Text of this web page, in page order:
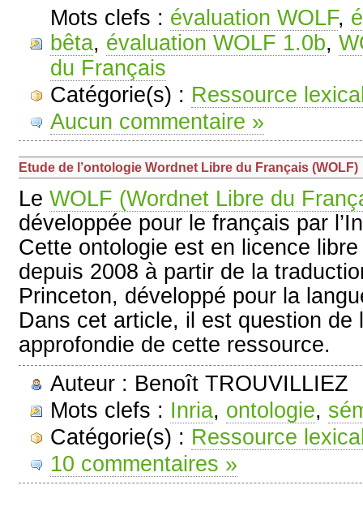
Mots clefs : évaluation WOLF,
bêta, évaluation WOLF 1.0b,
du Français
Catégorie(s) : Ressource
Aucun commentaire »
Etude de l’ontologie Wordnet Libre du Français (WOLF)
Le WOLF (Wordnet Libre du
développée pour le français par
Cette ontologie est en licence
depuis 2008 à partir de la
Princeton, développé pour la
Dans cet article, il est question de
approfondie de cette ressource.
Auteur : Benoît TROUVILLIEZ
Mots clefs : Inria, ontologie,
Catégorie(s) : Ressource
10 commentaires »